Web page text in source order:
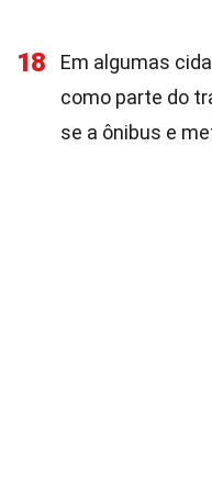
18
Em algumas
como parte do
se a ônibus e